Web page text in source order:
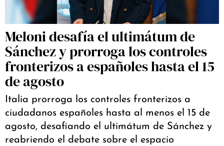
Meloni desafía el ultimátum de
Sánchez y prorroga los controles
fronterizos a españoles hasta el 15
de agosto
Italia prorroga los controles fronterizos a
ciudadanos españoles hasta al menos el 15 de
agosto, desafiando el ultimátum de Sánchez y
reabriendo el debate sobre el espacio